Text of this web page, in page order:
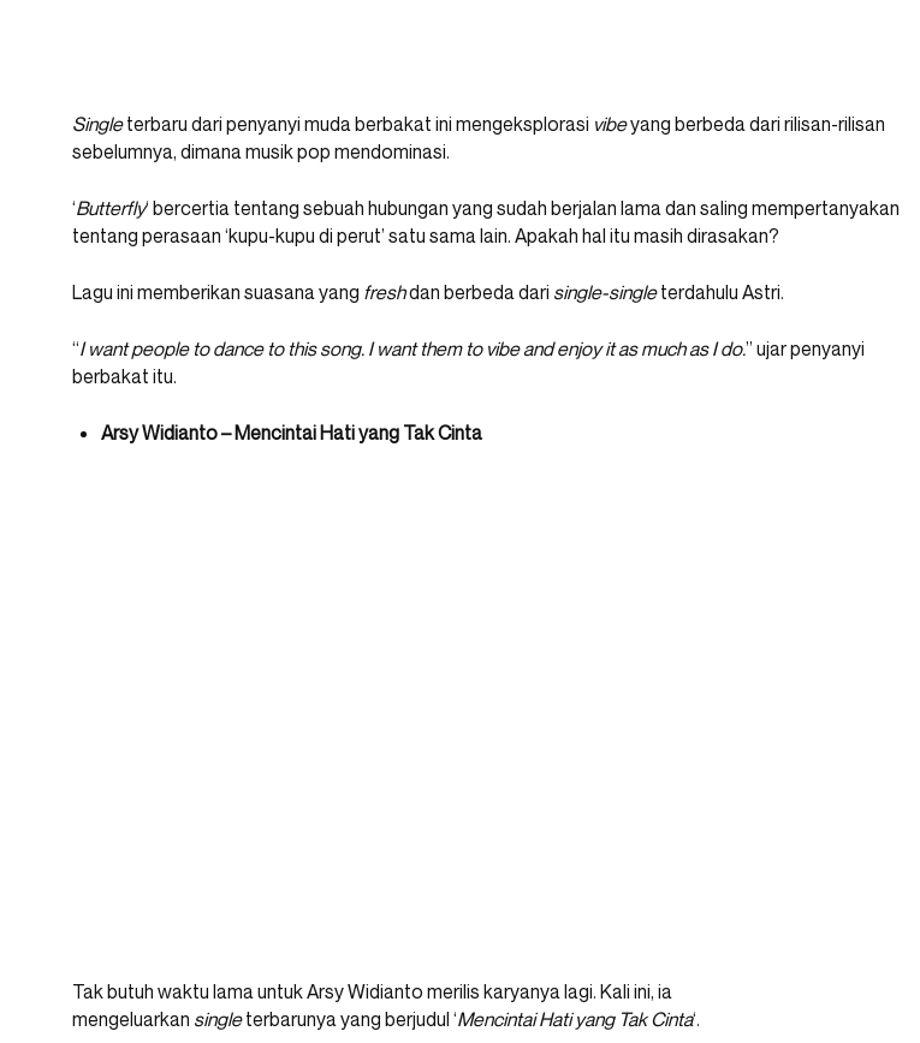
Singleterbaru dari penyanyi muda berbakat ini mengeksplorasi vibeyang berbeda dari rilisan-rilisan
sebelumnya, dimana musik pop mendominasi.
‘Butterfly‘ bercertia tentang sebuah hubungan yang sudah berjalan lama dan saling mempertanyakan
tentang perasaan ‘kupu-kupu di perut’ satu sama lain. Apakah hal itu masih dirasakan?
Lagu ini memberikan suasana yang freshdan berbeda dari single-singleterdahulu Astri.
“I want people to dance to this song. I want them to vibe and enjoy it as much as I do.” ujar penyanyi
berbakat itu.
Arsy Widianto – Mencintai Hati yang Tak Cinta
Tak butuh waktu lama untuk Arsy Widianto merilis karyanya lagi. Kali ini, ia
mengeluarkan singleterbarunya yang berjudul ‘Mencintai Hati yang Tak Cinta‘.